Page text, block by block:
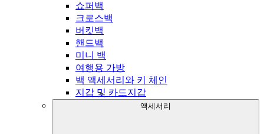
쇼퍼백
크로스백
버킷백
핸드백
미니 백
여행용 가방
백 액세서리와 키 체인
지갑 및 카드지갑
액세서리